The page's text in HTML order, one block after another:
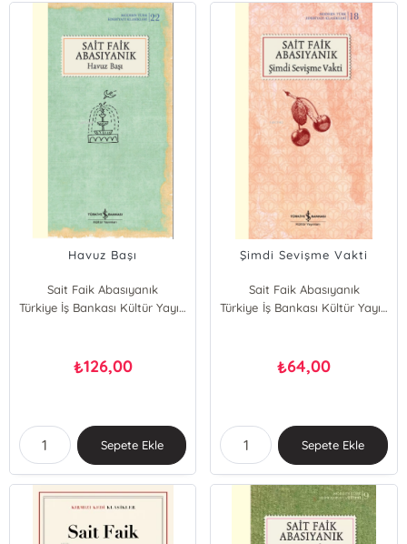
Havuz Başı
Sait Faik Abasıyanık
Türkiye İş Bankası Kültür Yayınları
₺126,00
Sepete Ekle
Şimdi Sevişme Vakti
Sait Faik Abasıyanık
Türkiye İş Bankası Kültür Yayınları
₺64,00
Sepete Ekle